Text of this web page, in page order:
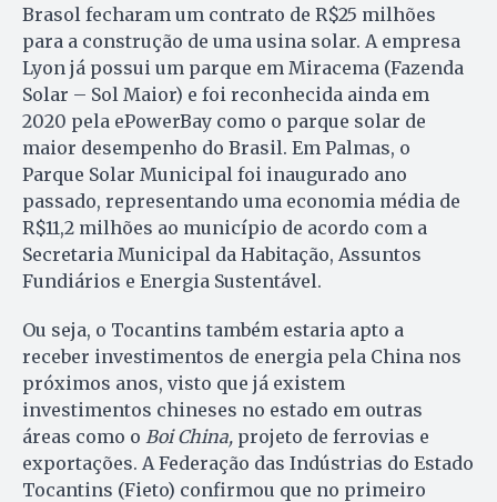
Brasol fecharam um contrato de R$25 milhões
para a construção de uma usina solar. A empresa
Lyon já possui um parque em Miracema (Fazenda
Solar – Sol Maior) e foi reconhecida ainda em
2020 pela ePowerBay como o parque solar de
maior desempenho do Brasil. Em Palmas, o
Parque Solar Municipal foi inaugurado ano
passado, representando uma economia média de
R$11,2 milhões ao município de acordo com a
Secretaria Municipal da Habitação, Assuntos
Fundiários e Energia Sustentável.
Ou seja, o Tocantins também estaria apto a
receber investimentos de energia pela China nos
próximos anos, visto que já existem
investimentos chineses no estado em outras
áreas como o Boi China, projeto de ferrovias e
exportações. A Federação das Indústrias do Estado
Tocantins (Fieto) confirmou que no primeiro